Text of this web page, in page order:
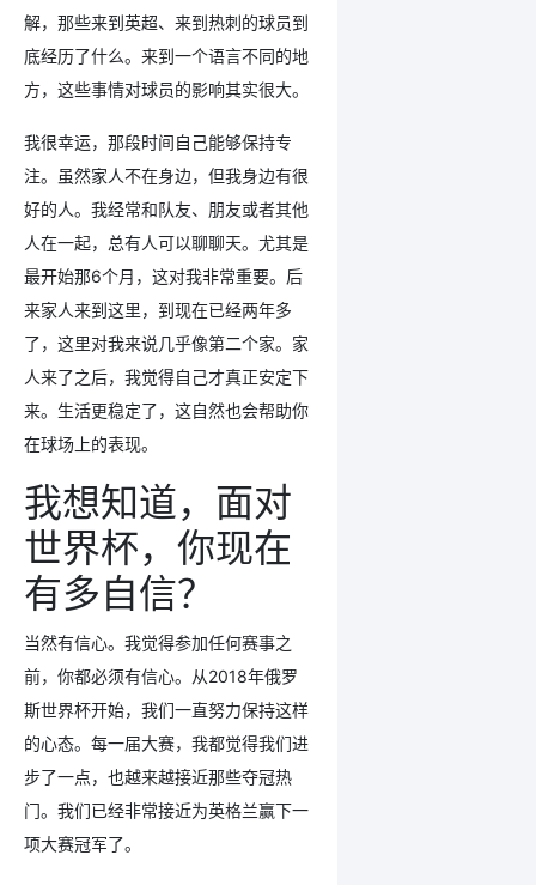
解，那些来到英超、来到热刺的球员到
底经历了什么。来到一个语言不同的地
方，这些事情对球员的影响其实很大。
我很幸运，那段时间自己能够保持专
注。虽然家人不在身边，但我身边有很
好的人。我经常和队友、朋友或者其他
人在一起，总有人可以聊聊天。尤其是
最开始那6个月，这对我非常重要。后
来家人来到这里，到现在已经两年多
了，这里对我来说几乎像第二个家。家
人来了之后，我觉得自己才真正安定下
来。生活更稳定了，这自然也会帮助你
在球场上的表现。
我想知道，面对
世界杯，你现在
有多自信？
当然有信心。我觉得参加任何赛事之
前，你都必须有信心。从2018年俄罗
斯世界杯开始，我们一直努力保持这样
的心态。每一届大赛，我都觉得我们进
步了一点，也越来越接近那些夺冠热
门。我们已经非常接近为英格兰赢下一
项大赛冠军了。